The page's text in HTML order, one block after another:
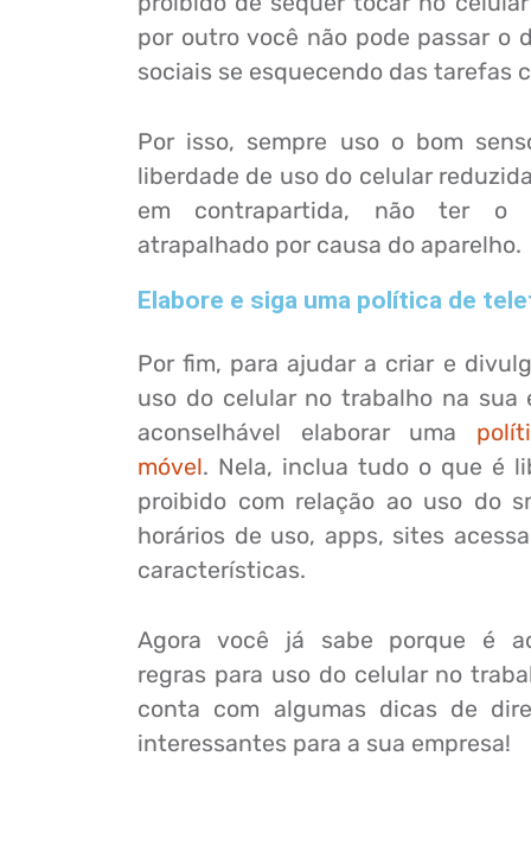
por outro você não pode passar o
sociais se esquecendo das tarefas
Por isso, sempre uso o bom
liberdade de uso do celular
em contrapartida, não ter o
atrapalhado por causa do aparelho.
Elabore e siga uma política de
Por fim, para ajudar a criar e
uso do celular no trabalho na sua
aconselhável elaborar uma
móvel. Nela, inclua tudo o que é
proibido com relação ao uso do
horários de uso, apps, sites
características.
Agora você já sabe porque é
regras para uso do celular no
conta com algumas dicas de
interessantes para a sua empresa!